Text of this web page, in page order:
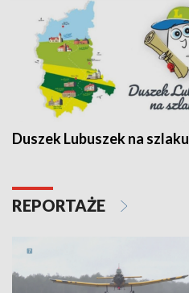
Duszek Lubuszek na szlaku
REPORTAŻE